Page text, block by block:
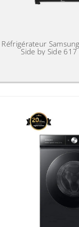
Réfrigérateur
Side by Side